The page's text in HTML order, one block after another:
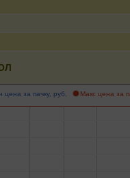
цена за пачку, руб. Макс цена за